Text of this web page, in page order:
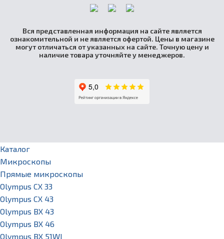
Вся представленная информация на сайте является
ознакомительной и не является офертой. Цены в магазине
могут отличаться от указанных на сайте. Точную цену и
наличие товара уточняйте у менеджеров.
Каталог
Микроскопы
Прямые микроскопы
Olympus CX 33
Olympus CX 43
Olympus BX 43
Olympus BX 46
Olympus BX 51WI